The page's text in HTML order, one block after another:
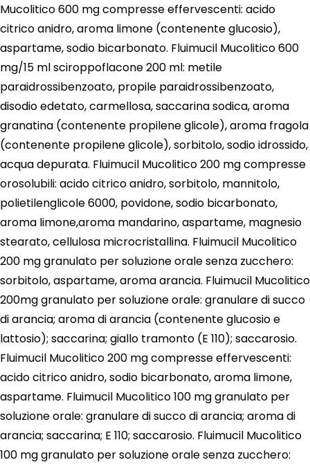
Mucolitico 600 mg compresse effervescenti: acido
citrico anidro, aroma limone (contenente glucosio),
aspartame, sodio bicarbonato. Fluimucil Mucolitico 600
mg/15 ml sciroppoflacone 200 ml: metile
paraidrossibenzoato, propile paraidrossibenzoato,
disodio edetato, carmellosa, saccarina sodica, aroma
granatina (contenente propilene glicole), aroma fragola
(contenente propilene glicole), sorbitolo, sodio idrossido,
acqua depurata. Fluimucil Mucolitico 200 mg compresse
orosolubili: acido citrico anidro, sorbitolo, mannitolo,
polietilenglicole 6000, povidone, sodio bicarbonato,
aroma limone,aroma mandarino, aspartame, magnesio
stearato, cellulosa microcristallina. Fluimucil Mucolitico
200 mg granulato per soluzione orale senza zucchero:
sorbitolo, aspartame, aroma arancia. Fluimucil Mucolitico
200mg granulato per soluzione orale: granulare di succo
di arancia; aroma di arancia (contenente glucosio e
lattosio); saccarina; giallo tramonto (E 110); saccarosio.
Fluimucil Mucolitico 200 mg compresse effervescenti:
acido citrico anidro, sodio bicarbonato, aroma limone,
aspartame. Fluimucil Mucolitico 100 mg granulato per
soluzione orale: granulare di succo di arancia; aroma di
arancia; saccarina; E 110; saccarosio. Fluimucil Mucolitico
100 mg granulato per soluzione orale senza zucchero: